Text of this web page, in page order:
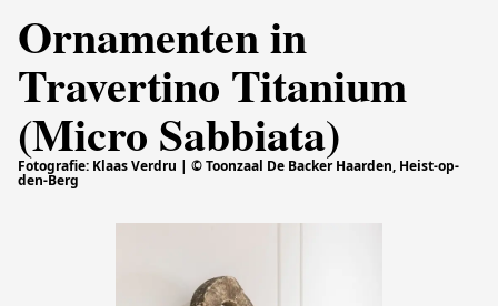
Ornamenten in
Travertino Titanium
(Micro Sabbiata)
Fotografie: Klaas Verdru | © Toonzaal De Backer Haarden, Heist-op-
den-Berg